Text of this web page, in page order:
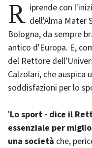
Riprende con l'inizio di settembre, e dell'attività dell'Alma Mater
Bologna, da sempre
antico d'Europa. E,
del Rettore
Calzolari, che auspica
soddisfazioni per lo
'Lo sport - dice il
essenziale per
una società che,